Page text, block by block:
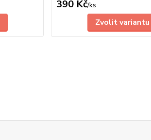
390 Kč/ks
Zvolit variantu